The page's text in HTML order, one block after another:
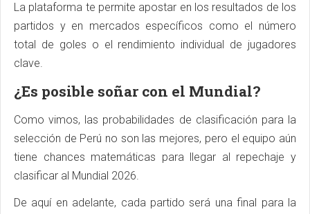
La plataforma te permite apostar en los resultados de los
partidos y en mercados específicos como el número
total de goles o el rendimiento individual de jugadores
clave.
¿Es posible soñar con el Mundial?
Como vimos, las probabilidades de clasificación para la
selección de Perú no son las mejores, pero el equipo aún
tiene chances matemáticas para llegar al repechaje y
clasificar al Mundial 2026.
De aquí en adelante, cada partido será una final para la